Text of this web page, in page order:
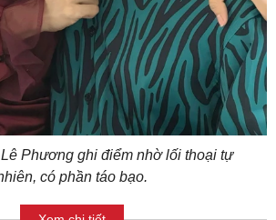
Phương ghi điểm nhờ lối thoại tự
có phần táo bạo.